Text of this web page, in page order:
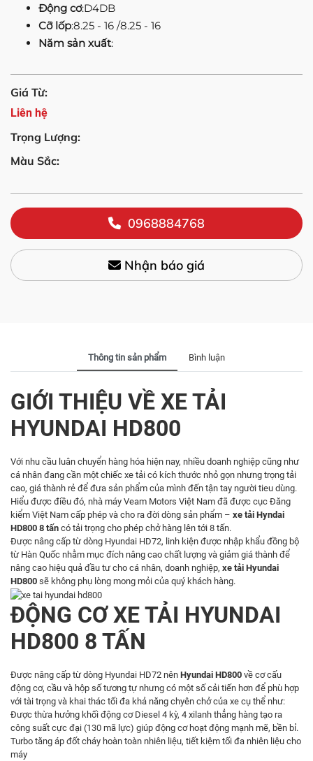
Động cơ:D4DB
Cỡ lốp:8.25 - 16 /8.25 - 16
Năm sản xuất:
Giá Từ:
Liên hệ
Trọng Lượng:
Màu Sắc:
0968884768
Nhận báo giá
Thông tin sản phẩm Bình luận
GIỚI THIỆU VỀ XE TẢI
HYUNDAI HD800
Với nhu cầu luân chuyển hàng hóa hiện nay, nhiều doanh nghiệp cũng như
cá nhân đang cần một chiếc xe tải có kích thước nhỏ gọn nhưng trọng tải
cao, giá thành rẻ để đưa sản phẩm của mình đến tận tay người tieu dùng.
Hiểu được điều đó, nhà máy Veam Motors Việt Nam đã được cục Đăng
kiểm Việt Nam cấp phép và cho ra đời dòng sản phẩm – xe tải Hyndai
HD800 8 tấn có tải trọng cho phép chở hàng lên tới 8 tấn.
Được nâng cấp từ dòng Hyundai HD72, linh kiện được nhập khẩu đồng bộ
từ Hàn Quốc nhằm mục đích nâng cao chất lượng và giảm giá thành để
nâng cao hiệu quả đầu tư cho cá nhân, doanh nghiệp, xe tải Hyundai
HD800 sẽ không phụ lòng mong mỏi của quý khách hàng.
ĐỘNG CƠ XE TẢI HYUNDAI
HD800 8 TẤN
Được nâng cấp từ dòng Hyundai HD72 nên Hyundai HD800 về cơ cấu
động cơ, cầu và hộp số tương tự nhưng có một số cải tiến hơn để phù hợp
với tài trọng và khai thác tối đa khả năng chyên chở của xe cụ thể như:
Được thừa hưởng khối động cơ Diesel 4 kỳ, 4 xilanh thẳng hàng tạo ra
công suất cực đại (130 mã lực) giúp động cơ hoạt động mạnh mẽ, bền bỉ.
Turbo tăng áp đốt cháy hoàn toàn nhiên liệu, tiết kiệm tối đa nhiên liệu cho
máy